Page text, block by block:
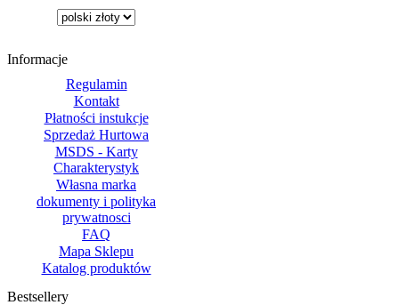
Informacje
Regulamin
Kontakt
Płatności instukcje
Sprzedaż Hurtowa
MSDS - Karty
Charakterystyk
Własna marka
dokumenty i polityka
prywatnosci
FAQ
Mapa Sklepu
Katalog produktów
Bestsellery